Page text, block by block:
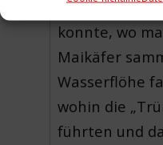
jenseits der
konnte, wo
Maikäfer
Wasserflöhe
wohin die
führten und